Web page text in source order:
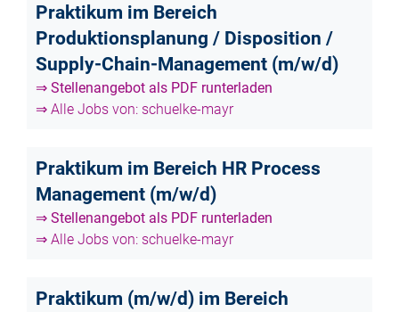
Praktikum im Bereich
Produktionsplanung / Disposition /
Supply-Chain-Management (m/w/d)
⇒ Stellenangebot als PDF runterladen
⇒ Alle Jobs von: schuelke-mayr
Praktikum im Bereich HR Process
Management (m/w/d)
⇒ Stellenangebot als PDF runterladen
⇒ Alle Jobs von: schuelke-mayr
Praktikum (m/w/d) im Bereich